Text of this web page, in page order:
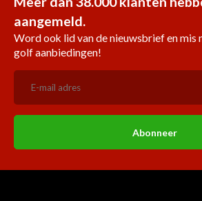
aangemeld.
Word ook lid van de nieuwsbrief en mis
golf aanbiedingen!
Abonneer